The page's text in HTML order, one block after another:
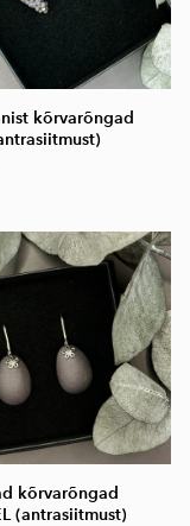
kõrvarõngad
kõrvarõngad
(antrasiitmust)